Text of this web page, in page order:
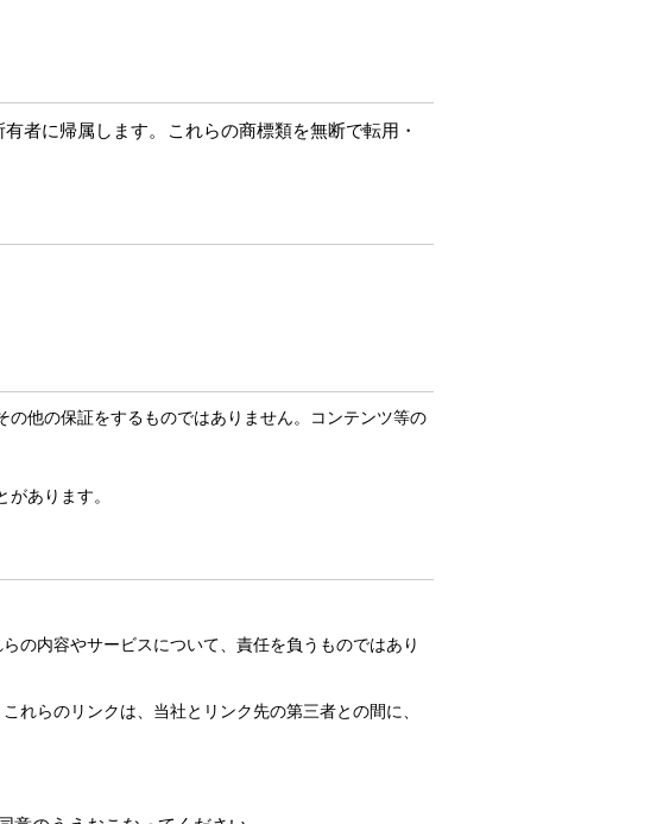
者に帰属します。これらの商標類を無断で転用・
他の保証をするものではありません。コンテンツ等の
あります。
の内容やサービスについて、責任を負うものではあり
れらのリンクは、当社とリンク先の第三者との間に、